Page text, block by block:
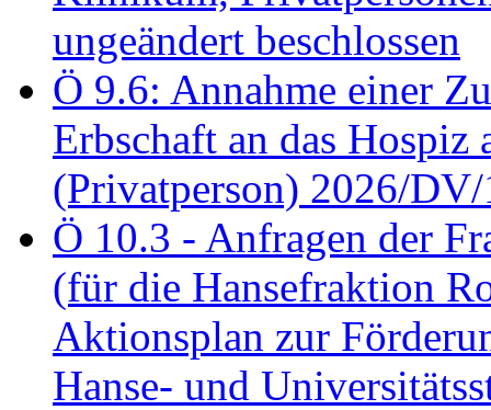
ungeändert beschlossen
Ö 9.6: Annahme einer
Erbschaft an das
(Privatperson) 2026/DV/
Ö 10.3 - Anfragen der
(für die Hansefraktion
Aktionsplan zur
Hanse- und